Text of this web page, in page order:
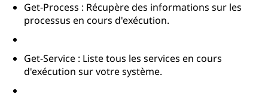
Get-Process : Récupère des informations sur les
processus en cours d'exécution.
Get-Service : Liste tous les services en cours
d'exécution sur votre système.